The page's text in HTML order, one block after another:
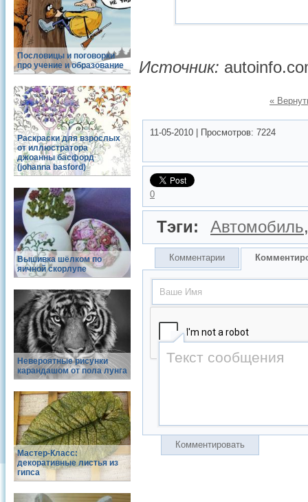
Пословицы и поговорки
про учение и образование
Раскраски для взрослых
от иллюстратора
джоанны басфорд
(johanna basford)
Вышивка шёлком по
яичной скорлупе
Невероятные рисунки
карандашом от пола лунга
Мастер-Класс:
декоративные листья из
гипса
Источник:
«
11-05-2010 Просмотров: 7224
0
Тэги: Автомобиль
Комментарии
Комментировать